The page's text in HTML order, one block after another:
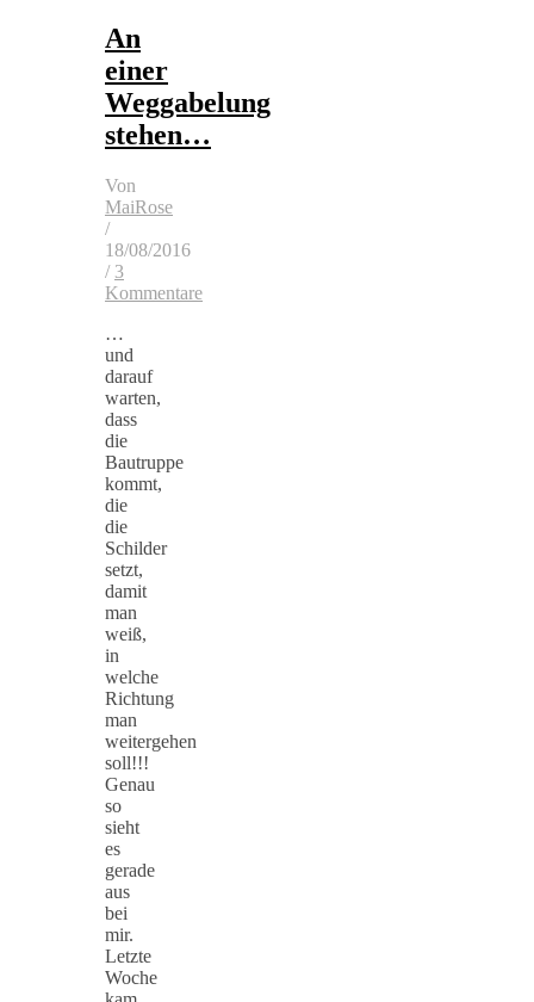
An
einer
Weggabelung
stehen…
Von
MaiRose
/
18/08/2016
/ 3
Kommentare
…
und
darauf
warten,
dass
die
Bautruppe
kommt,
die
die
Schilder
setzt,
damit
man
weiß,
in
welche
Richtung
man
weitergehen
soll!!!
Genau
so
sieht
es
gerade
aus
bei
mir.
Letzte
Woche